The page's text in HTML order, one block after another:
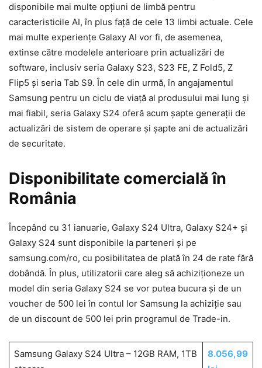
disponibile mai multe opțiuni de limbă pentru
caracteristicile AI, în plus față de cele 13 limbi actuale. Cele
mai multe experiențe Galaxy AI vor fi, de asemenea,
extinse către modelele anterioare prin actualizări de
software, inclusiv seria Galaxy S23, S23 FE, Z Fold5, Z
Flip5 și seria Tab S9. În cele din urmă, în angajamentul
Samsung pentru un ciclu de viață al produsului mai lung și
mai fiabil, seria Galaxy S24 oferă acum șapte generații de
actualizări de sistem de operare și șapte ani de actualizări
de securitate.
Disponibilitate comercială în
România
Începând cu 31 ianuarie, Galaxy S24 Ultra, Galaxy S24+ și
Galaxy S24 sunt disponibile la parteneri și pe
samsung.com/ro, cu posibilitatea de plată în 24 de rate fără
dobândă. În plus, utilizatorii care aleg să achiziționeze un
model din seria Galaxy S24 se vor putea bucura și de un
voucher de 500 lei în contul lor Samsung la achiziție sau
de un discount de 500 lei prin programul de Trade-in.
Samsung Galaxy S24 Ultra – 12GB RAM, 1TB
8.056,99